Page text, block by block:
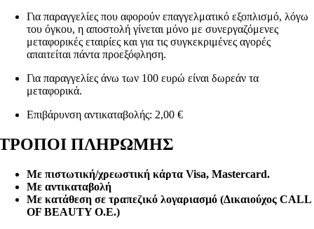
Για παραγγελίες που αφορούν επαγγελματικό εξοπλισμό, λόγω
του όγκου, η αποστολή γίνεται μόνο με συνεργαζόμενες
μεταφορικές εταιρίες και για τις συγκεκριμένες αγορές
απαιτείται πάντα προεξόφληση.
Για παραγγελίες άνω των 100 ευρώ είναι δωρεάν τα
μεταφορικά.
Επιβάρυνση αντικαταβολής: 2,00 €
ΠΛΗΡΩΜΗΣ
Με πιστωτική/χρεωστική κάρτα Visa, Mastercard.
Με αντικαταβολή
Με κατάθεση σε τραπεζικό λογαριασμό (Δικαιούχος CALL
OF BEAUTY O.E.)